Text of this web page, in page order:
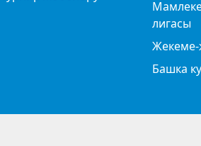
лигасы
Жекеме-
Башка